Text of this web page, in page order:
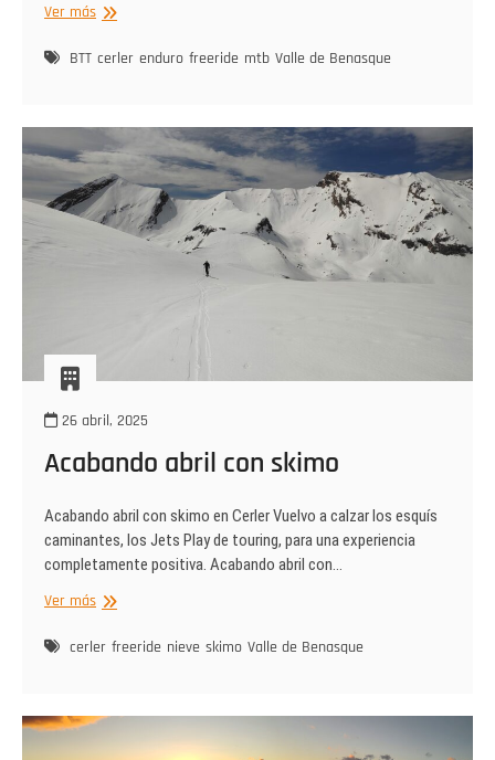
Ver másPEDALEJO
CLUB
BTT cerler enduro freeride mtb Valle de Benasque
26 abril, 2025
Acabando abril con skimo
Acabando abril con skimo en Cerler Vuelvo a calzar los esquís
caminantes, los Jets Play de touring, para una experiencia
completamente positiva. Acabando abril con…
Ver másAcabando
con
cerler freeride nieve skimo Valle de Benasque